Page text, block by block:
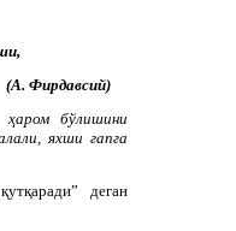
(А. Фирдавсий)
бўлишини
яхши гапга
деган